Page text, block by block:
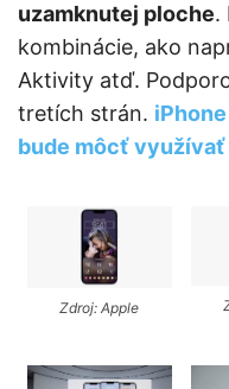
uzamknutej ploche.
kombinácie, ako
Aktivity atď.
tretích strán.
bude môcť využívať
Zdroj: Apple